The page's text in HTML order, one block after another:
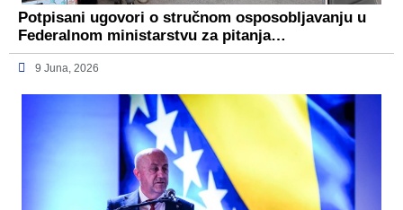
Potpisani ugovori o stručnom osposobljavanju u
Federalnom ministarstvu za pitanja…
9 Juna, 2026